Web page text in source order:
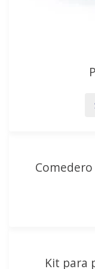
Kit para